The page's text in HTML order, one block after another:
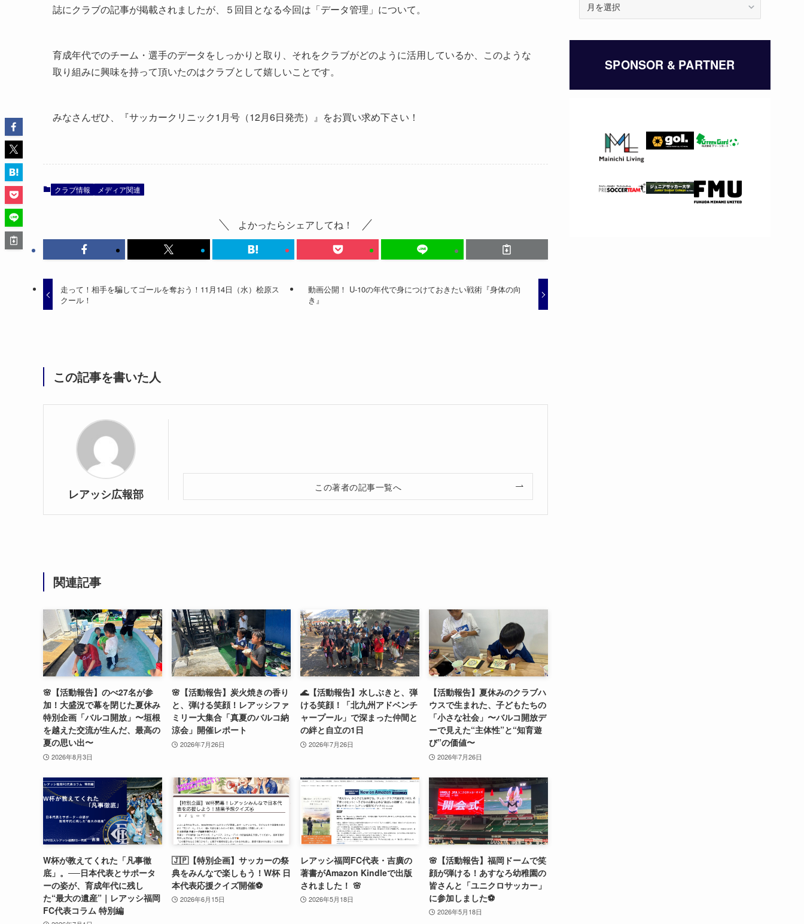
誌にクラブの記事が掲載されましたが、５回目となる今回は「データ管理」について。
育成年代でのチーム・選手のデータをしっかりと取り、それをクラブがどのように活用しているか、このような
取り組みに興味を持って頂いたのはクラブとして嬉しいことです。
みなさんぜひ、『サッカークリニック1月号（12月6日発売）』をお買い求め下さい！
クラブ情報 メディア関連
よかったらシェアしてね！
走って！相手を騙してゴールを奪おう！11月14日（水）桧原ス
クール！
動画公開！ U-10の年代で身につけておきたい戦術『身体の向
き』
この記事を書いた人
レアッシ広報部 この著者の記事一覧へ
関連記事
🌸【活動報告】のべ27名が参
加！大盛況で幕を閉じた夏休み
特別企画「バルコ開放」〜垣根
を越えた交流が生んだ、最高の
夏の思い出〜
2026年8月3日
🌸【活動報告】炭火焼きの香り
と、弾ける笑顔！レアッシファ
ミリー大集合「真夏のバルコ納
涼会」開催レポート
2026年7月26日
🌊【活動報告】水しぶきと、弾
ける笑顔！「北九州アドベンチ
ャープール」で深まった仲間と
の絆と自立の1日
2026年7月26日
【活動報告】夏休みのクラブハ
ウスで生まれた、子どもたちの
「小さな社会」〜バルコ開放デ
ーで見えた“主体性”と“知育遊
び”の価値〜
2026年7月26日
W杯が教えてくれた「凡事徹
底」。──日本代表とサポータ
ーの姿が、育成年代に残し
た“最大の遺産”｜レアッシ福岡
FC代表コラム 特別編
🇯🇵【特別企画】サッカーの祭
典をみんなで楽しもう！W杯 日
本代表応援クイズ開催⚽️
2026年6月15日
レアッシ福岡FC代表・吉廣の
著書がAmazon Kindleで出版
されました！ 🌸
2026年5月18日
🌸【活動報告】福岡ドームで笑
顔が弾ける！あすなろ幼稚園の
皆さんと「ユニクロサッカー」
に参加しました⚽️
2026年5月18日
イ
SPONSOR & PARTNER